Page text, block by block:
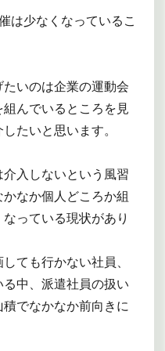
は少なくなっているこ
いのは企業の運動会
んでいるところを見
たいと思います。
入しないという風習
なか個人どころか組
っている現状があり
ても行かない社員、
中、派遣社員の扱い
でなかなか前向きに